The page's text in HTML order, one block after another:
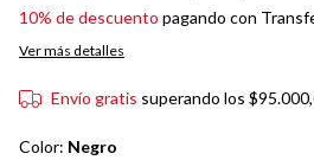
10% de descuento pagando con
Ver más detalles
Envío gratis superando los
Color: Negro